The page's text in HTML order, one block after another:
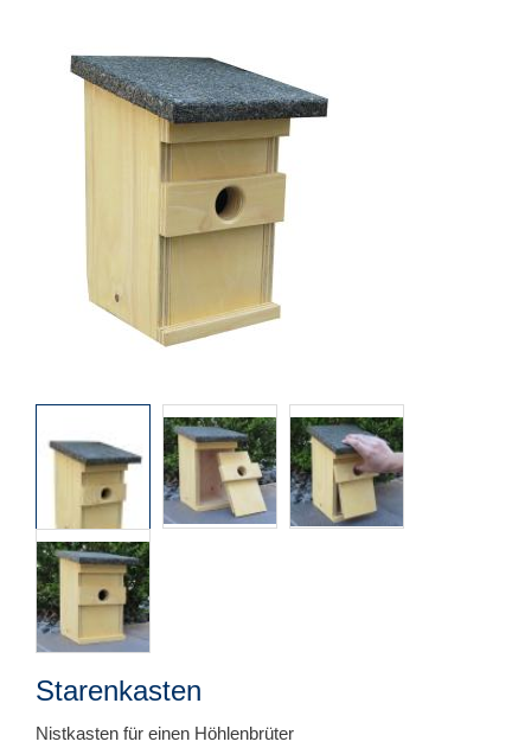
Starenkasten
Nistkasten für einen Höhlenbrüter